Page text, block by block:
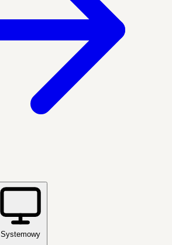
Systemowy